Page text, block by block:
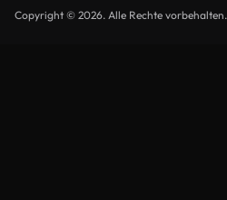
Copyright © 2026. Alle Rechte vorbehalten.